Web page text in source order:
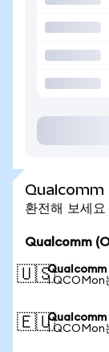
Qualcomm
환전해 보세요
Qualcomm
🇺🇸Qualcomm
1 QCOMon
🇪🇺Qualcomm
1 QCOMon